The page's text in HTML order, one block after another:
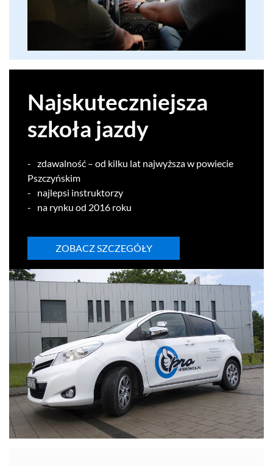
Najskuteczniejsza
szkoła jazdy
zdawal­ność – od kilku lat najwyższa w powiecie
Pszczyńskim
najlepsi instruk­torzy
na rynku od 2016 roku
ZOBACZ SZCZEGÓŁY